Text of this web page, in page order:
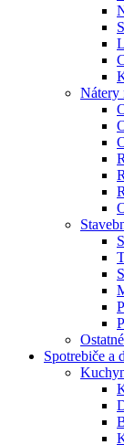
Nátery
Ostatné
Spotrebiče a